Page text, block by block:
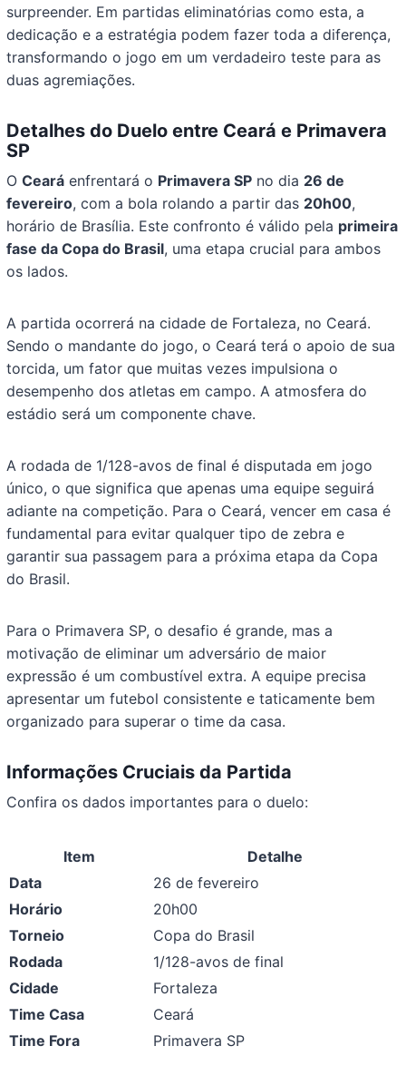
surpreender. Em partidas eliminatórias como esta, a
dedicação e a estratégia podem fazer toda a diferença,
transformando o jogo em um verdadeiro teste para as
duas agremiações.
Detalhes do Duelo entre Ceará e Primavera
SP
OCeará enfrentará o Primavera SP no dia 26 de
fevereiro, com a bola rolando a partir das 20h00,
horário de Brasília. Este confronto é válido pela primeira
fase da Copa do Brasil, uma etapa crucial para ambos
os lados.
A partida ocorrerá na cidade de Fortaleza, no Ceará.
Sendo o mandante do jogo, o Ceará terá o apoio de sua
torcida, um fator que muitas vezes impulsiona o
desempenho dos atletas em campo. A atmosfera do
estádio será um componente chave.
A rodada de 1/128-avos de final é disputada em jogo
único, o que significa que apenas uma equipe seguirá
adiante na competição. Para o Ceará, vencer em casa é
fundamental para evitar qualquer tipo de zebra e
garantir sua passagem para a próxima etapa da Copa
do Brasil.
Para o Primavera SP, o desafio é grande, mas a
motivação de eliminar um adversário de maior
expressão é um combustível extra. A equipe precisa
apresentar um futebol consistente e taticamente bem
organizado para superar o time da casa.
Informações Cruciais da Partida
Confira os dados importantes para o duelo:
Item
Detalhe
Data
26 de fevereiro
Horário
20h00
Torneio
Copa do Brasil
Rodada
1/128-avos de final
Cidade
Fortaleza
Time Casa
Ceará
Time Fora
Primavera SP